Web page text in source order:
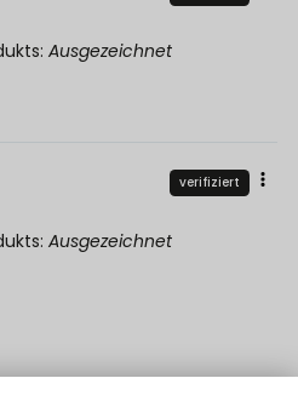
Ausgezeichnet
verifiziert
Ausgezeichnet